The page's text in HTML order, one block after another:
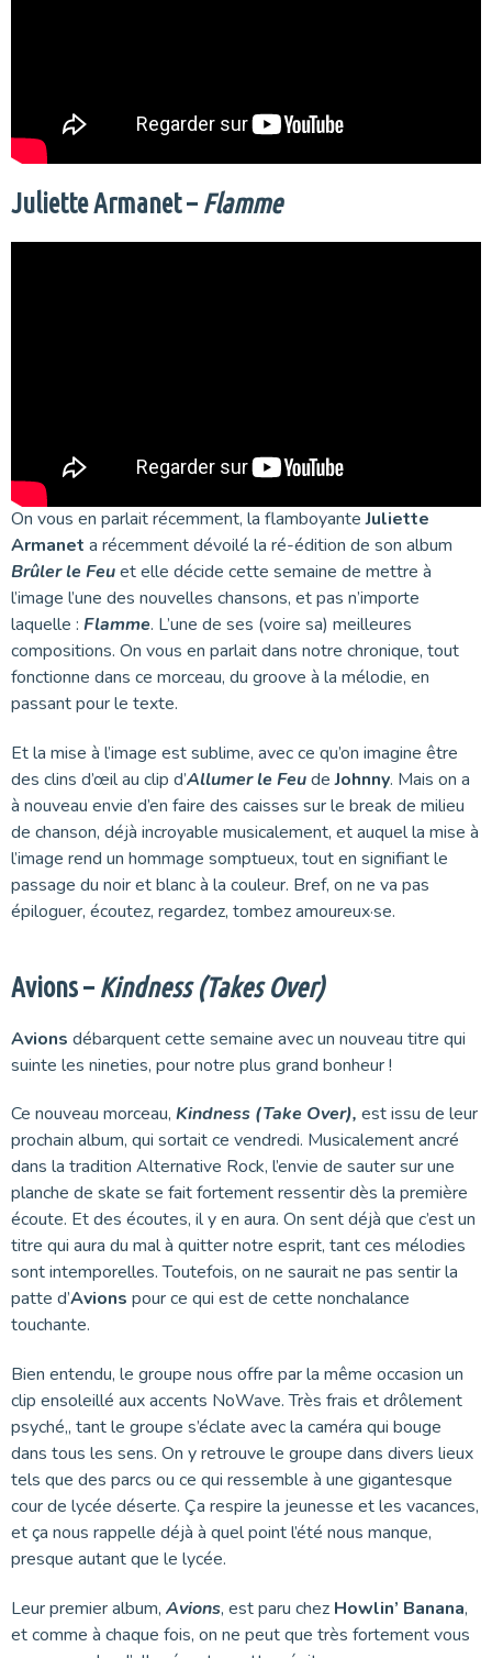
Juliette Armanet – Flamme
On vous en parlait récemment, la flamboyanteJuliette
Armanet a récemment dévoilé la ré-édition de son album
Brûler le Feuet elle décide cette semaine de mettre à
l’image l’une des nouvelles chansons, et pas n’importe
laquelle : Flamme. L’une de ses (voire sa) meilleures
compositions. On vous en parlait dans notre chronique, tout
fonctionne dans ce morceau, du groove à la mélodie, en
passant pour le texte.
Et la mise à l’image est sublime, avec ce qu’on imagine être
des clins d’œil au clip d’Allumer le FeudeJohnny. Mais on a
à nouveau envie d’en faire des caisses sur le break de milieu
de chanson, déjà incroyable musicalement, et auquel la mise à
l’image rend un hommage somptueux, tout en signifiant le
passage du noir et blanc à la couleur. Bref, on ne va pas
épiloguer, écoutez, regardez, tombez amoureux·se.
Avions – Kindness (Takes Over)
Avions débarquent cette semaine avec un nouveau titre qui
suinte les nineties, pour notre plus grand bonheur !
Ce nouveau morceau, Kindness (Take Over), est issu de leur
prochain album, qui sortait ce vendredi. Musicalement ancré
dans la tradition Alternative Rock, l’envie de sauter sur une
planche de skate se fait fortement ressentir dès la première
écoute. Et des écoutes, il y en aura. On sent déjà que c’est un
titre qui aura du mal à quitter notre esprit, tant ces mélodies
sont intemporelles. Toutefois, on ne saurait ne pas sentir la
patte d’Avions pour ce qui est de cette nonchalance
touchante.
Bien entendu, le groupe nous offre par la même occasion un
clip ensoleillé aux accents NoWave. Très frais et drôlement
psyché,, tant le groupe s’éclate avec la caméra qui bouge
dans tous les sens. On y retrouve le groupe dans divers lieux
tels que des parcs ou ce qui ressemble à une gigantesque
cour de lycée déserte. Ça respire la jeunesse et les vacances,
et ça nous rappelle déjà à quel point l’été nous manque,
presque autant que le lycée.
Leur premier album, Avions, est paru chez Howlin’ Banana,
et comme à chaque fois, on ne peut que très fortement vous